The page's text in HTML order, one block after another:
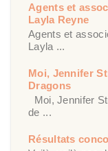
Agents et
Layla Reyne
Agents et
Layla ...
Moi, Jennifer
Dragons
Moi, Jennifer
de ...
Résultats